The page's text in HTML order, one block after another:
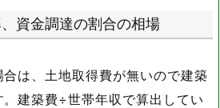
その他借
入額
毎月の返
済額
返済負担
率
226.7 13.2 25.6
資金調達の割合の相場
合は、土地取得費が無いので建築
建築費÷世帯年収で算出してい